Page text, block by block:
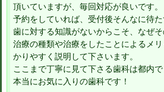
頂いていますが、毎回対応が良いです。
予約をしていれば、受付後そんなに待た
歯に対する知識がないからこそ、なぜそ
治療の種類や治療をしたことによるメ
かりやすく説明して下さいます。
ここまで丁寧に見て下さる歯科は都内で
本当にお気に入りの歯科です！